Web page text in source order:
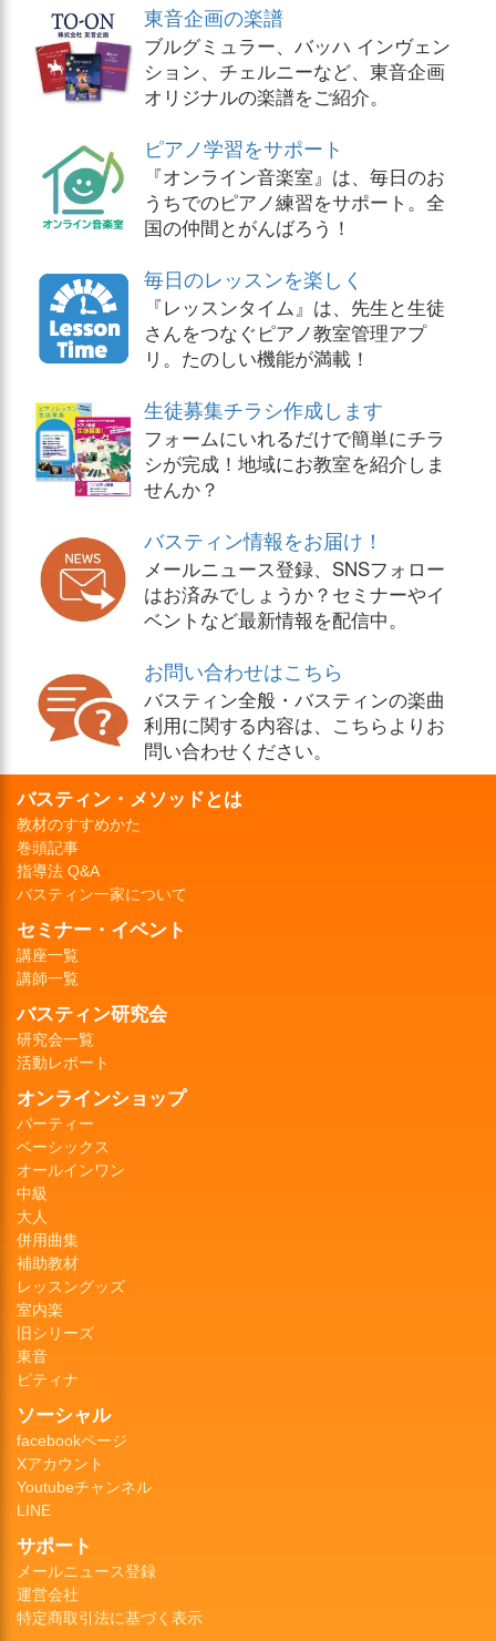
東音企画の楽譜
ブルグミュラー、バッハ インヴェン
ション、チェルニーなど、東音企画
オリジナルの楽譜をご紹介。
ピアノ学習をサポート
『オンライン音楽室』は、毎日のお
うちでのピアノ練習をサポート。全
国の仲間とがんばろう！
毎日のレッスンを楽しく
『レッスンタイム』は、先生と生徒
さんをつなぐピアノ教室管理アプ
リ。たのしい機能が満載！
生徒募集チラシ作成します
フォームにいれるだけで簡単にチラ
シが完成！地域にお教室を紹介しま
せんか？
バスティン情報をお届け！
メールニュース登録、SNSフォロー
はお済みでしょうか？セミナーやイ
ベントなど最新情報を配信中。
お問い合わせはこちら
バスティン全般・バスティンの楽曲
利用に関する内容は、こちらよりお
問い合わせください。
バスティン・メソッドとは
教材のすすめかた
巻頭記事
指導法 Q&A
バスティン一家について
セミナー・イベント
講座一覧
講師一覧
バスティン研究会
研究会一覧
活動レポート
オンラインショップ
パーティー
ベーシックス
オールインワン
中級
大人
併用曲集
補助教材
レッスングッズ
室内楽
旧シリーズ
東音
ピティナ
ソーシャル
facebookページ
Xアカウント
Youtubeチャンネル
LINE
サポート
メールニュース登録
運営会社
特定商取引法に基づく表示